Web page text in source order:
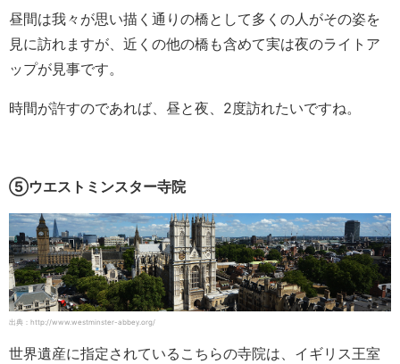
昼間は我々が思い描く通りの橋として多くの人がその姿を
見に訪れますが、近くの他の橋も含めて実は夜のライトア
ップが見事です。
時間が許すのであれば、昼と夜、2度訪れたいですね。
⑤ウエストミンスター寺院
出典：http://www.westminster-abbey.org/
世界遺産に指定されているこちらの寺院は、イギリス王室